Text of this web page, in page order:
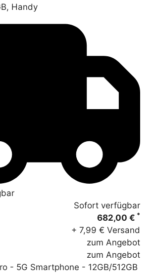
Handy
Sofort verfügbar
682,00 € *
+ 7,99 € Versand
zum Angebot
zum Angebot
- 5G Smartphone - 12GB/512GB